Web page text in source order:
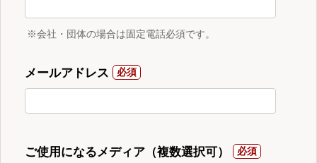
※会社・団体の場合は固定電話必須です。
メールアドレス
ご使用になるメディア（複数選択可）